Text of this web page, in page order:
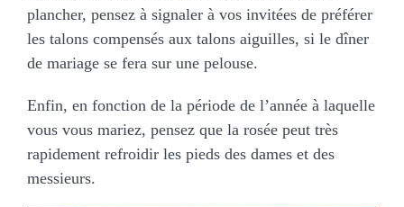
plancher, pensez à signaler à vos invitées de préférer
les talons compensés aux talons aiguilles, si le dîner
de mariage se fera sur une pelouse.
Enfin, en fonction de la période de l’année à laquelle
vous vous mariez, pensez que la rosée peut très
rapidement refroidir les pieds des dames et des
messieurs.